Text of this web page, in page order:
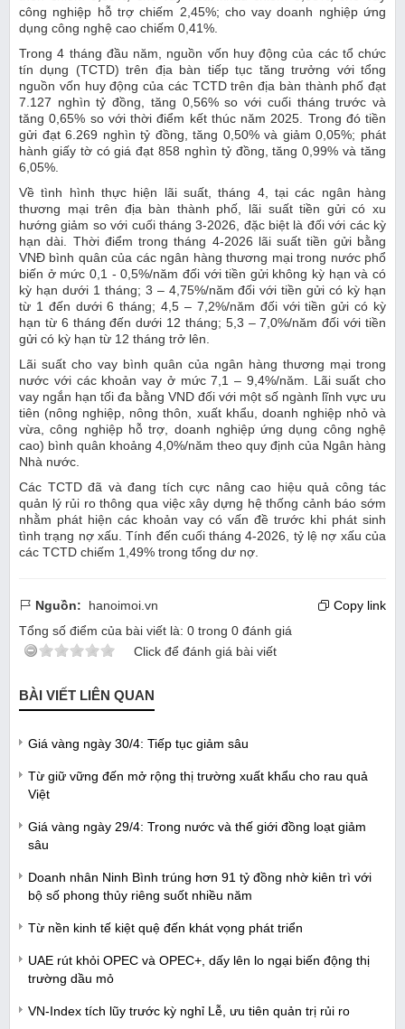
công nghiệp hỗ trợ chiếm 2,45%; cho vay doanh nghiệp ứng
dụng công nghệ cao chiếm 0,41%.
Trong 4 tháng đầu năm, nguồn vốn huy động của các tổ chức
tín dụng (TCTD) trên địa bàn tiếp tục tăng trưởng với tổng
nguồn vốn huy động của các TCTD trên địa bàn thành phố đạt
7.127 nghìn tỷ đồng, tăng 0,56% so với cuối tháng trước và
tăng 0,65% so với thời điểm kết thúc năm 2025. Trong đó tiền
gửi đạt 6.269 nghìn tỷ đồng, tăng 0,50% và giảm 0,05%; phát
hành giấy tờ có giá đạt 858 nghìn tỷ đồng, tăng 0,99% và tăng
6,05%.
Về tình hình thực hiện lãi suất, tháng 4, tại các ngân hàng
thương mại trên địa bàn thành phố, lãi suất tiền gửi có xu
hướng giảm so với cuối tháng 3-2026, đặc biệt là đối với các kỳ
hạn dài. Thời điểm trong tháng 4-2026 lãi suất tiền gửi bằng
VNĐ bình quân của các ngân hàng thương mại trong nước phổ
biến ở mức 0,1 - 0,5%/năm đối với tiền gửi không kỳ hạn và có
kỳ hạn dưới 1 tháng; 3 – 4,75%/năm đối với tiền gửi có kỳ hạn
từ 1 đến dưới 6 tháng; 4,5 – 7,2%/năm đối với tiền gửi có kỳ
hạn từ 6 tháng đến dưới 12 tháng; 5,3 – 7,0%/năm đối với tiền
gửi có kỳ hạn từ 12 tháng trở lên.
Lãi suất cho vay bình quân của ngân hàng thương mại trong
nước với các khoản vay ở mức 7,1 – 9,4%/năm. Lãi suất cho
vay ngắn hạn tối đa bằng VND đối với một số ngành lĩnh vực ưu
tiên (nông nghiệp, nông thôn, xuất khẩu, doanh nghiệp nhỏ và
vừa, công nghiệp hỗ trợ, doanh nghiệp ứng dụng công nghệ
cao) bình quân khoảng 4,0%/năm theo quy định của Ngân hàng
Nhà nước.
Các TCTD đã và đang tích cực nâng cao hiệu quả công tác
quản lý rủi ro thông qua việc xây dựng hệ thống cảnh báo sớm
nhằm phát hiện các khoản vay có vấn đề trước khi phát sinh
tình trạng nợ xấu. Tính đến cuối tháng 4-2026, tỷ lệ nợ xấu của
các TCTD chiếm 1,49% trong tổng dư nợ.
Nguồn: hanoimoi.vn
Copy link
Tổng số điểm của bài viết là: 0 trong 0 đánh giá
Click để đánh giá bài viết
BÀI VIẾT LIÊN QUAN
Giá vàng ngày 30/4: Tiếp tục giảm sâu
Từ giữ vững đến mở rộng thị trường xuất khẩu cho rau quả
Việt
Giá vàng ngày 29/4: Trong nước và thế giới đồng loạt giảm
sâu
Doanh nhân Ninh Bình trúng hơn 91 tỷ đồng nhờ kiên trì với
bộ số phong thủy riêng suốt nhiều năm
Từ nền kinh tế kiệt quệ đến khát vọng phát triển
UAE rút khỏi OPEC và OPEC+, dấy lên lo ngại biến động thị
trường dầu mỏ
VN-Index tích lũy trước kỳ nghỉ Lễ, ưu tiên quản trị rủi ro